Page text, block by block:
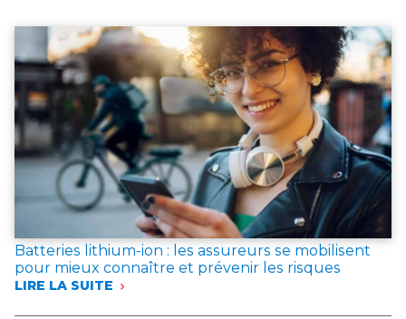
FRANCE
ASSUREURS
ET
QUATRE
ORGANISATIONS
SYNDICALES
RENOUVELLENT
L’ACCORD
DE
BRANCHE
Batteries lithium-ion : les assureurs se mobilisent
pour mieux connaître et prévenir les risques
LIRE LA SUITE
: